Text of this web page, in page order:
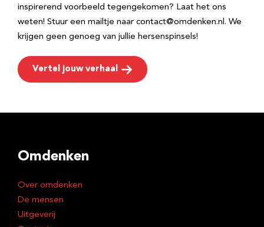
inspirerend voorbeeld tegengekomen? Laat het ons
weten! Stuur een mailtje naar contact@omdenken.nl. We
krijgen geen genoeg van jullie hersenspinsels!
Vertel jouw verhaal
Omdenken
Over omdenken
De mensen
Uitgeverij